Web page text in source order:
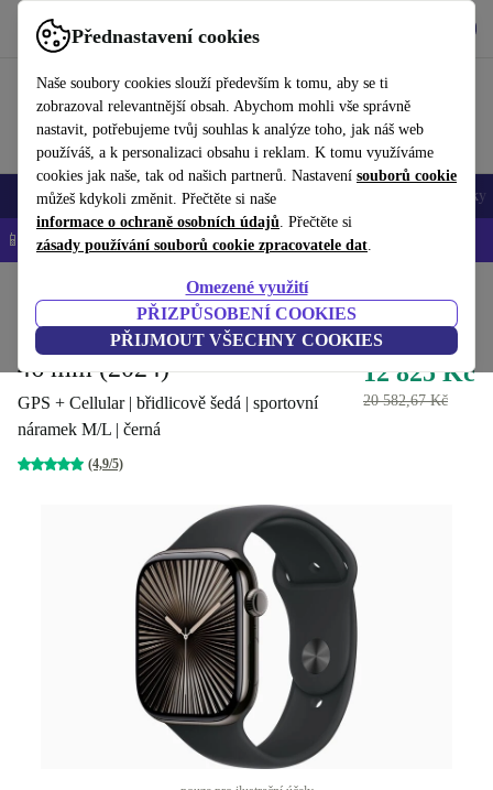
Přednastavení cookies
Naše soubory cookies slouží především k tomu, aby se ti
zobrazoval relevantnější obsah. Abychom mohli vše správně
nastavit, potřebujeme tvůj souhlas k analýze toho, jak náš web
používáš, a k personalizaci obsahu i reklam. K tomu využíváme
cookies jak naše, tak od našich partnerů. Nastavení souborů cookie
můžeš kdykoli změnit. Přečtěte si naše
informace o ochraně osobních údajů. Přečtěte si
zásady používání souborů cookie zpracovatele dat.
Omezené využití
PŘIZPŮSOBENÍ COOKIES
PŘIJMOUT VŠECHNY COOKIES
Používejte refurbed rychle a snadno
Mobily a smartphony Notebooky Tablety Doplňky
📱 -5 % NAVÍC na všechny iPhony – kód: IPHONEDEAL-
Chytré hodinky Hodinky Apple
Apple Watch Series 10 Titan
46 mm (2024)
GPS + Cellular | břidlicově šedá | sportovní
náramek M/L | černá
(4,9/5)
12 825 Kč
20 582,67 Kč